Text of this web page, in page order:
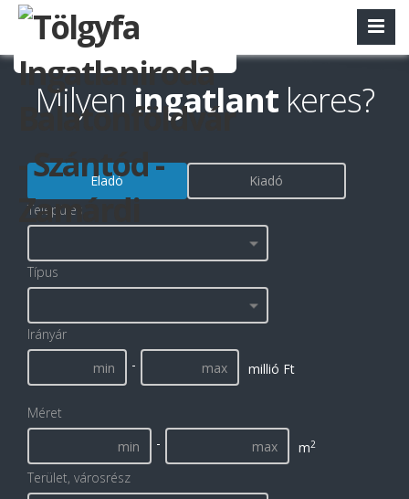
Milyen ingatlant keres?
Eladó
Kiadó
Település
Típus
Irányár
-
millió Ft
Méret
-
m2
Terület, városrész